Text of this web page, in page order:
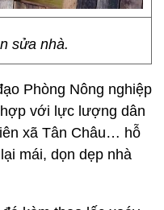
sửa nhà.
Phòng Nông nghiệp
với lực lượng dân
xã Tân Châu… hỗ
mái, dọn dẹp nhà